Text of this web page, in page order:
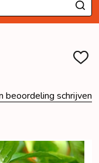
beoordeling schrijven